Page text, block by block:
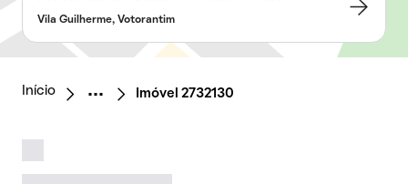
Vila Guilherme, Votorantim
Início Imóvel 2732130